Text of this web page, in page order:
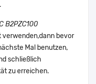
B2PZC100
verwenden,dann bevor
Mal benutzen,
schließlich
zu erreichen.